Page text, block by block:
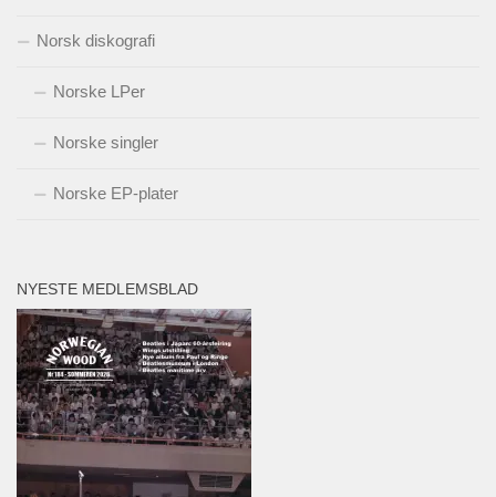
Norsk diskografi
Norske LPer
Norske singler
Norske EP-plater
NYESTE MEDLEMSBLAD